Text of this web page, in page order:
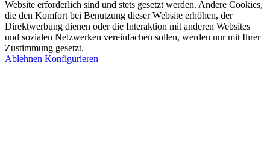
Website erforderlich sind und stets gesetzt werden. Andere Cookies,
die den Komfort bei Benutzung dieser Website erhöhen, der
Direktwerbung dienen oder die Interaktion mit anderen Websites
und sozialen Netzwerken vereinfachen sollen, werden nur mit Ihrer
Zustimmung gesetzt.
Ablehnen Konfigurieren